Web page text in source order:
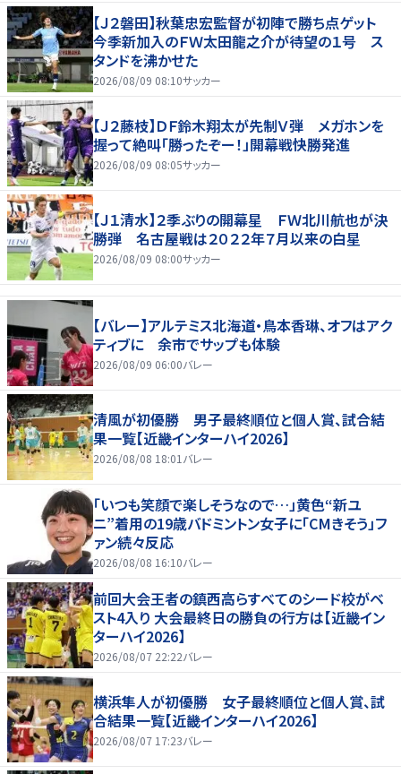
【Ｊ２磐田】秋葉忠宏監督が初陣で勝ち点ゲット
今季新加入のＦＷ太田龍之介が待望の１号 ス
タンドを沸かせた
2026/08/09 08:10サッカー
【Ｊ２藤枝】ＤＦ鈴木翔太が先制Ｖ弾 メガホンを
握って絶叫「勝ったぞー！」開幕戦快勝発進
2026/08/09 08:05サッカー
【Ｊ１清水】２季ぶりの開幕星 ＦＷ北川航也が決
勝弾 名古屋戦は２０２２年７月以来の白星
2026/08/09 08:00サッカー
【バレー】アルテミス北海道・鳥本香琳、オフはアク
ティブに 余市でサップも体験
2026/08/09 06:00バレー
清風が初優勝 男子最終順位と個人賞、試合結
果一覧【近畿インターハイ2026】
2026/08/08 18:01 バレー
「いつも笑顔で楽しそうなので…」黄色“新ユ
ニ”着用の19歳バドミントン女子に「CMきそう」フ
ァン続々反応
2026/08/08 16:10バレー
前回大会王者の鎮西高らすべてのシード校がベ
スト4入り 大会最終日の勝負の行方は【近畿イン
ターハイ2026】
2026/08/07 22:22バレー
横浜隼人が初優勝 女子最終順位と個人賞、試
合結果一覧【近畿インターハイ2026】
2026/08/07 17:23バレー